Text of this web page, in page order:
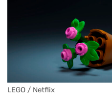
LEGO / Netflix